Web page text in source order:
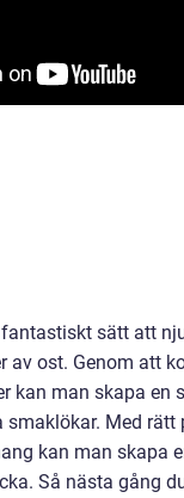
sätt att
av ost. Genom att
kan man skapa en
smaklökar. Med rätt
kan man skapa
Så nästa gång